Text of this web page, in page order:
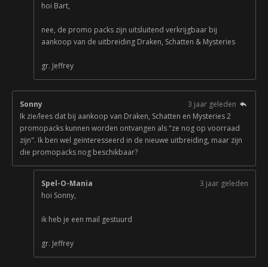
hoi Bart,
nee, de promo packs zijn uitsluitend verkrijgbaar bij
aankoop van de uitbreiding Draken, Schatten & Mysteries
gr. Jeffrey
Sonny
3 jaar geleden
Ik zie/lees dat bij aankoop van Draken, Schatten en Mysteries 2
promopacks kunnen worden ontvangen als "ze nog op voorraad
zijn". Ik ben wel geïnteresseerd in de nieuwe uitbreiding, maar zijn
die promopacks nog beschikbaar?
Spel-O-Mania
3 jaar geleden
hoi Sonny,
ik heb je een mail gestuurd
gr. Jeffrey